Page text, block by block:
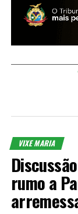
VIXE MARIA
rumo a